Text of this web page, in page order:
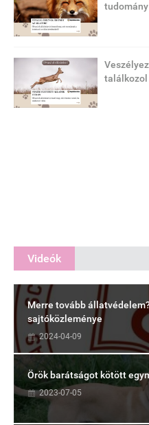
tudomány
találkozol
Videók
Merre tovább
sajtóközleménye
2024-04-09
Örök barátságot kötött
2023-07-05